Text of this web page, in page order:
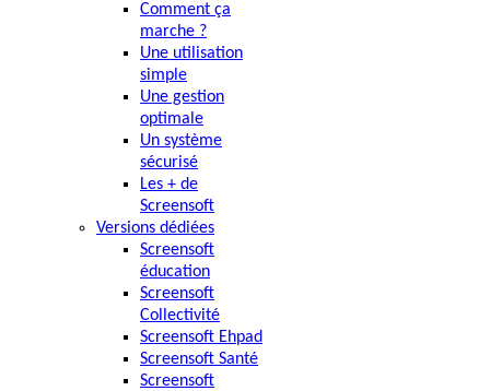
Comment ça
marche ?
Une utilisation
simple
Une gestion
optimale
Un système
sécurisé
Les + de
Screensoft
Versions dédiées
Screensoft
éducation
Screensoft
Collectivité
Screensoft Ehpad
Screensoft Santé
Screensoft